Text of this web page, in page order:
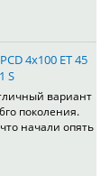
4x100 ET 45
S
вариант
поколения.
начали опять